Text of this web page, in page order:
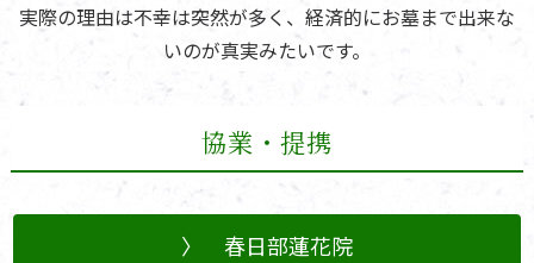
実際の理由は不幸は突然が多く、経済的にお墓まで出来な
いのが真実みたいです。
協業・提携
春日部蓮花院